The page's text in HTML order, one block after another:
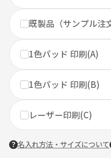
既製品（サンプル注
1色パッド 印刷(A)
1色パッド 印刷(B)
レーザー印刷(C)
名入れ方法・サイズについて